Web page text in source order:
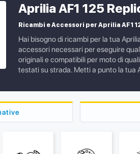
Aprilia AF1 125
Ricambi e Accessori per Aprilia AF1
Hai bisogno di ricambi per la tua
accessori necessari per eseguire
originali e compatibili per moto di
testati su strada. Metti a punto la tua